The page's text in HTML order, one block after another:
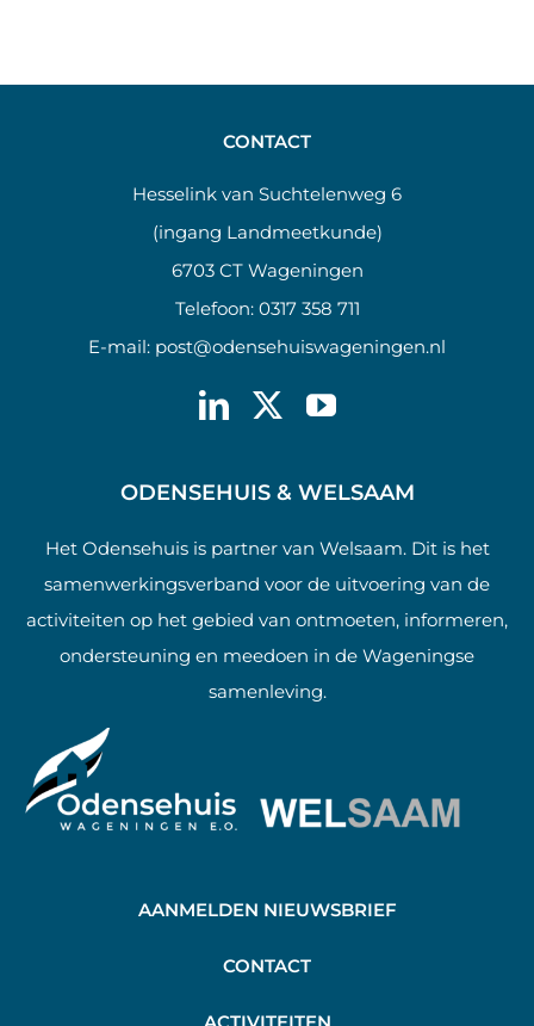
CONTACT
Hesselink van Suchtelenweg 6
(ingang Landmeetkunde)
6703 CT Wageningen
Telefoon: 0317 358 711
E-mail: post@odensehuiswageningen.nl
ODENSEHUIS & WELSAAM
Het Odensehuis is partner van Welsaam. Dit is het
samenwerkingsverband voor de uitvoering van de
activiteiten op het gebied van ontmoeten, informeren,
ondersteuning en meedoen in de Wageningse
samenleving.
AANMELDEN NIEUWSBRIEF
CONTACT